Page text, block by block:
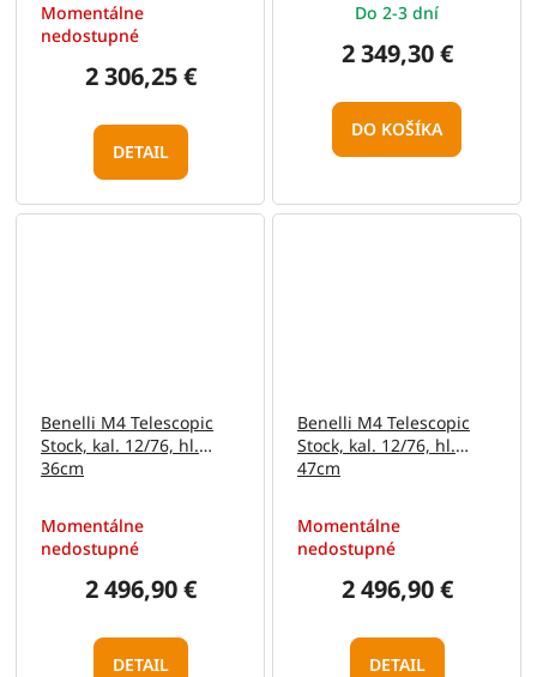
Momentálne
nedostupné
2 306,25 €
DETAIL
Do 2-3 dní
2 349,30 €
DO KOŠÍKA
Benelli M4 Telescopic
Stock, kal. 12/76, hl.
36cm
Momentálne
nedostupné
2 496,90 €
DETAIL
Benelli M4 Telescopic
Stock, kal. 12/76, hl.
47cm
Momentálne
nedostupné
2 496,90 €
DETAIL